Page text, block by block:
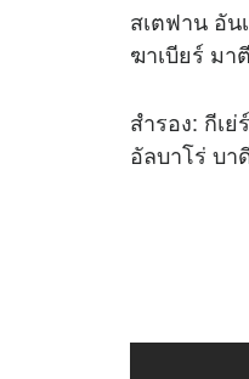
สเตฟาน อัน
ฆาเบียร์ มา
สำรอง: กีเ
อัลบาโร่ บ